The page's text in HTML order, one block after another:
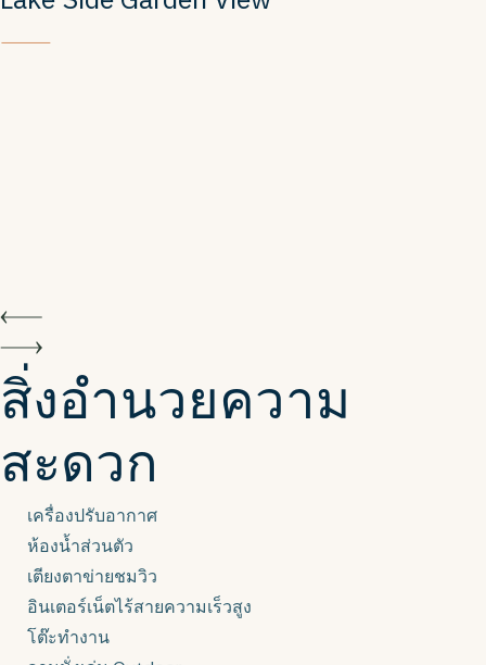
สิ่งอำนวยความ
สะดวก
เครื่องปรับอากาศ
ห้องน้ำส่วนตัว
เตียงตาข่ายชมวิว
อินเตอร์เน็ตไร้สายความเร็วสูง
โต๊ะทำงาน